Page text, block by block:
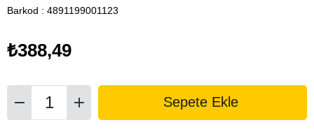
Barkod : 4891199001123
₺388,49